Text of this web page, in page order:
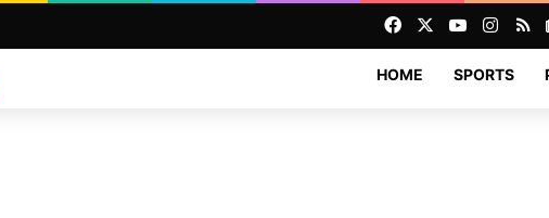
FacebookYouTube
HOME SPORTS